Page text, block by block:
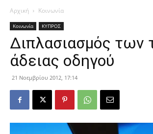
Αρχική Κοινωνία
Κοινωνία ΚΥΠΡΟΣ
Διπλασιασμός των
άδειας οδηγού
21 Νοεμβρίου 2012, 17:14